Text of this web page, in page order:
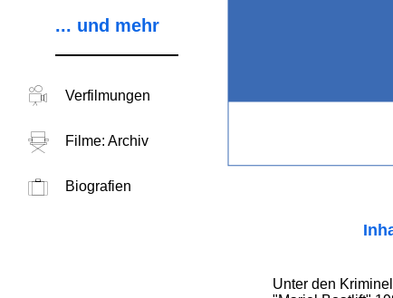
... und mehr
Verfilmungen
Filme: Archiv
Biografien
Unter den